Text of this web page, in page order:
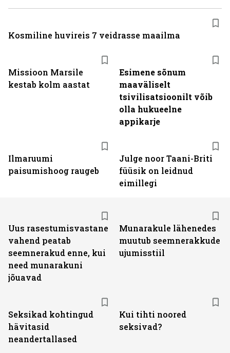
Missioon Marsile
kestab kolm aastat
Esimene sõnum
maaväliselt
tsivilisatsioonilt võib
olla hukueelne
appikarje
Ilmaruumi
paisumishoog raugeb
Julge noor Taani-Briti
füüsik on leidnud
eimillegi
Kosmiline huvireis 7 veidrasse maailma
Uus rasestumisvastane
vahend peatab
seemnerakud enne, kui
need munarakuni
jõuavad
Munarakule lähenedes
muutub seemnerakkude
ujumisstiil
Seksikad kohtingud
hävitasid
neandertallased
Kui tihti noored
seksivad?